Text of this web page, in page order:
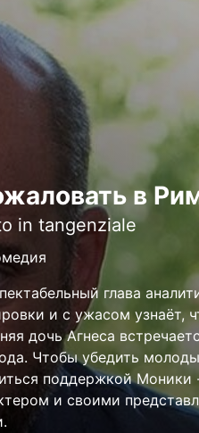
в
in tangenziale
глава
и с ужасом узнаёт,
дочь Агнеса
Чтобы убедить
поддержкой
и своими